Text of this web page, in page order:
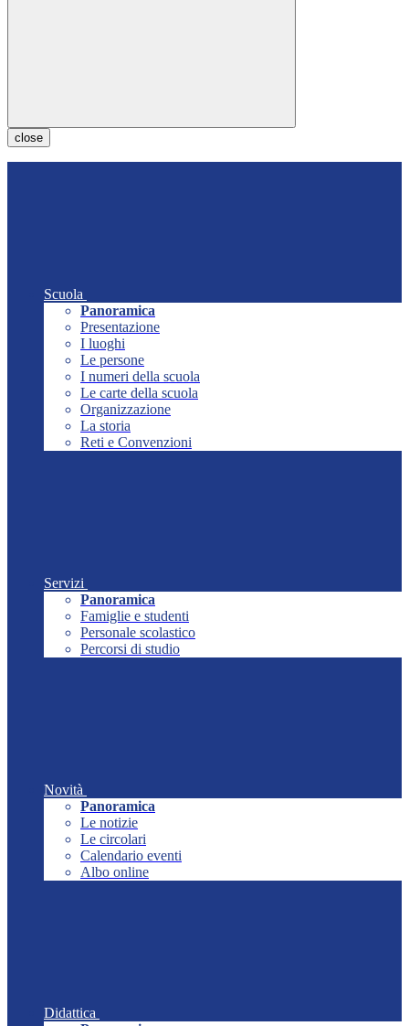
close
Scuola
Panoramica
Presentazione
I luoghi
Le persone
I numeri della scuola
Le carte della scuola
Organizzazione
La storia
Reti e Convenzioni
Servizi
Panoramica
Famiglie e studenti
Personale scolastico
Percorsi di studio
Novità
Panoramica
Le notizie
Le circolari
Calendario eventi
Albo online
Didattica